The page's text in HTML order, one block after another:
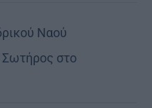
Ναού
στο